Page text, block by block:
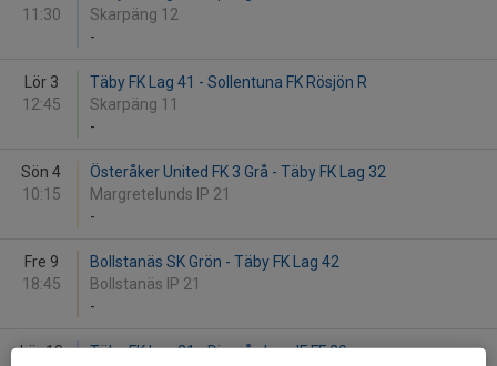
11:30
Skarpäng 12
-
Lör 3
12:45
Täby FK Lag 41 - Sollentuna FK Rösjön R
Skarpäng 11
-
Sön 4
10:15
Österåker United FK 3 Grå - Täby FK Lag 32
Margretelunds IP 21
-
Fre 9
18:45
Bollstanäs SK Grön - Täby FK Lag 42
Bollstanäs IP 21
-
Lör 10
Täby FK Lag 31 - Djurgårdens IF FF 20